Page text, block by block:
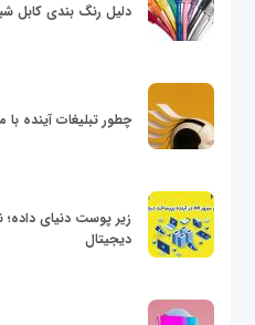
دلیل رنگ بندی کابل
چطور تبلیغات آینده
دیجیتال